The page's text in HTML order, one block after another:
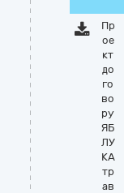
Пр
ое
кт
до
го
во
ру
ЯБ
ЛУ
КА
тр
ав